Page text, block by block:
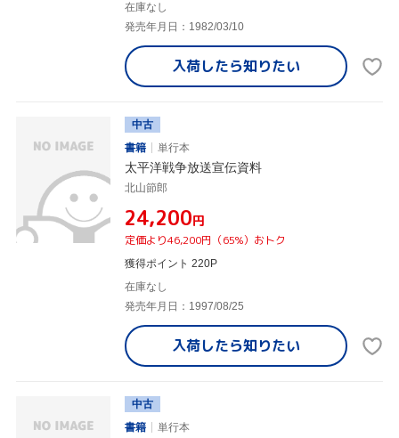
在庫なし
発売年月日：1982/03/10
入荷したら知りたい
中古
書籍
単行本
太平洋戦争放送宣伝資料
北山節郎
¥24,200円
定価より46,200円（65%）おトク
獲得ポイント 220P
在庫なし
発売年月日：1997/08/25
入荷したら知りたい
中古
書籍
単行本